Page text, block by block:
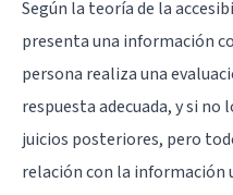
Según la teoría de la
presenta una información
persona realiza una
respuesta adecuada, y si no
juicios posteriores, pero
relación con la información